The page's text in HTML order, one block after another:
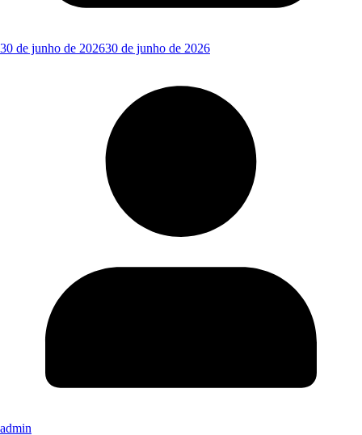
30 de junho de 202630 de junho de 2026
admin